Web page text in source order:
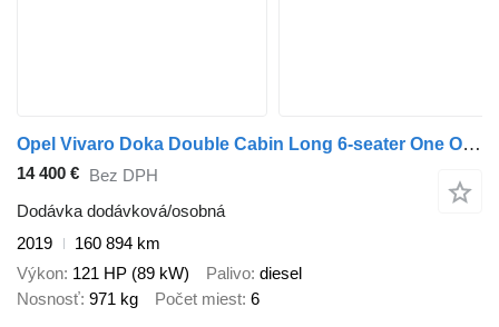
Opel Vivaro Doka Double Cabin Long 6-seater One Owner
14 400 € Bez DPH
Dodávka dodávková/osobná
2019
160 894 km
Výkon 121 HP (89 kW) Palivo diesel
Nosnosť 971 kg Počet miest 6